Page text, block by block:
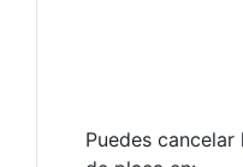
Puedes